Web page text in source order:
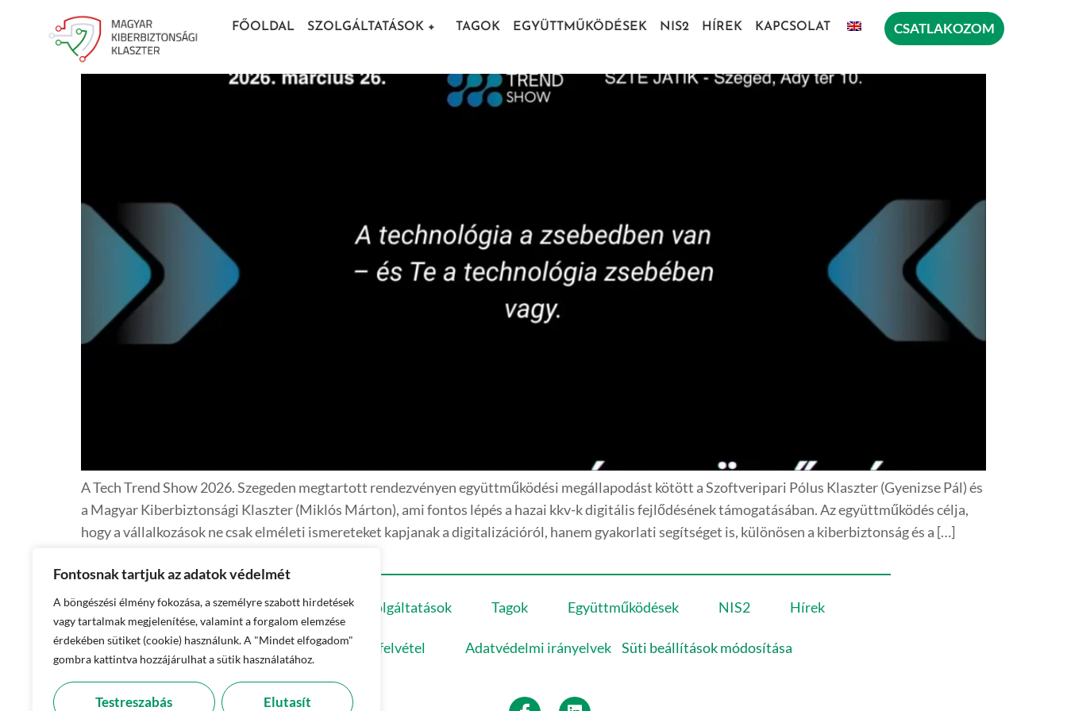
Fontosnak tartjuk az adatok védelmét
A böngészési élmény fokozása, a személyre szabott hirdetések
vagy tartalmak megjelenítése, valamint a forgalom elemzése
érdekében sütiket (cookie) használunk. A "Mindet elfogadom"
gombra kattintva hozzájárulhat a sütik használatához.
Testreszabás Elutasít
FŐOLDAL SZOLGÁLTATÁSOK + TAGOK EGYÜTTMŰKÖDÉSEK NIS2 HÍREK KAPCSOLAT CSATLAKOZOM
Megrendezésre Került Szegeden A Tech Trend Show 2026
A Tech Trend Show 2026. Szegeden megtartott rendezvényen együttműködési megállapodást kötött a Szoftveripari Pólus Klaszter (Gyenizse Pál) és
a Magyar Kiberbiztonsági Klaszter (Miklós Márton), ami fontos lépés a hazai kkv-k digitális fejlődésének támogatásában. Az együttműködés célja,
hogy a vállalkozások ne csak elméleti ismereteket kapjanak a digitalizációról, hanem gyakorlati segítséget is, különösen a kiberbiztonság és a […]
Főoldal Szolgáltatások Tagok Együttműködések NIS2 Hírek
Kapcsolatfelvétel Adatvédelmi irányelvek Süti beállítások módosítása